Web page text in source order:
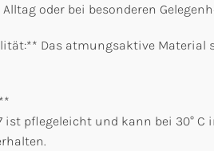
oder bei besonderen
Das atmungsaktive
ist pflegeleicht und kann bei 30°